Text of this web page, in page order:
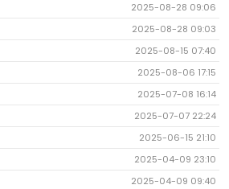
2025-08-28 09:06
2025-08-28 09:03
2025-08-15 07:40
2025-08-06 17:15
2025-07-08 16:14
2025-07-07 22:24
2025-06-15 21:10
2025-04-09 23:10
2025-04-09 09:40